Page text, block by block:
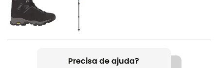
Género
Criança
Peso
Precisa de ajuda?